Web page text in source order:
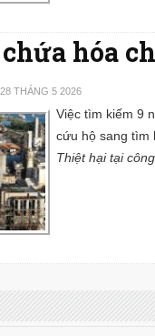
hóa
THÁNG 5 2026
Việc tìm kiếm 9
cứu hộ sang tìm
Thiệt hại tại